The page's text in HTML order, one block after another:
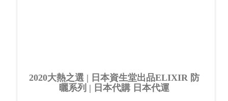
2020大熱之選 | 日本資生堂出品ELIXIR 防
曬系列 | 日本代購 日本代運